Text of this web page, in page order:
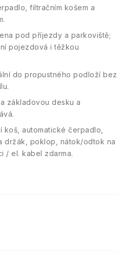
filtračním košem a
pod příjezdy a parkoviště;
pojezdová i těžkou
do propustného podloží bez
základovou desku a
koš, automatické čerpadlo,
držák, poklop, nátok/odtok na
/ el. kabel zdarma.